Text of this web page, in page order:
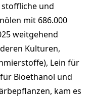
und
mit 686.000
weitgehend
Kulturen,
Lein für
Bioethanol und
kam es